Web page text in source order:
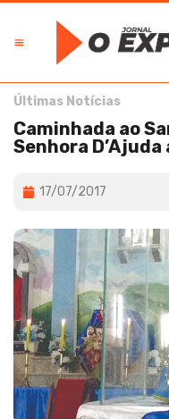
Últimas Notícias
Caminhada ao
Senhora
17/07/2017